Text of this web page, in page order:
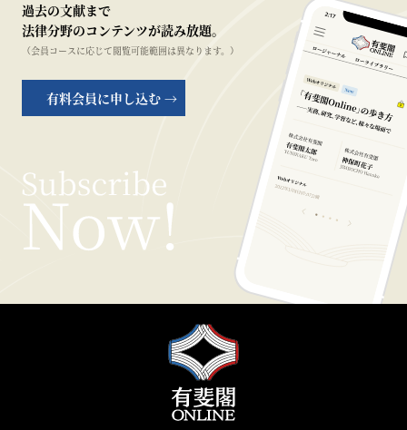
過去の文献まで
法律分野のコンテンツが読み放題。
（会員コースに応じて閲覧可能範囲は異なります。）
有料会員に申し込む →